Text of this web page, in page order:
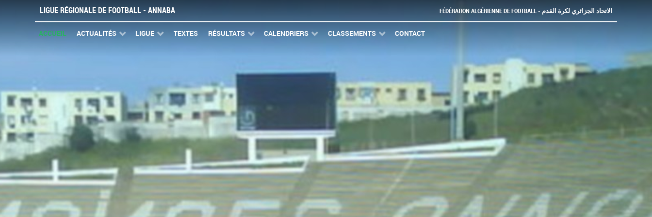
LIGUE RÉGIONALE DE FOOTBALL - ANNABA FÉDÉRATION ALGÉRIENNE DE FOOTBALL - الاتحاد الجزائري لكرة القدم
ACCUEIL ACTUALITÉS LIGUE TEXTES RÉSULTATS CALENDRIERS CLASSEMENTS CONTACT